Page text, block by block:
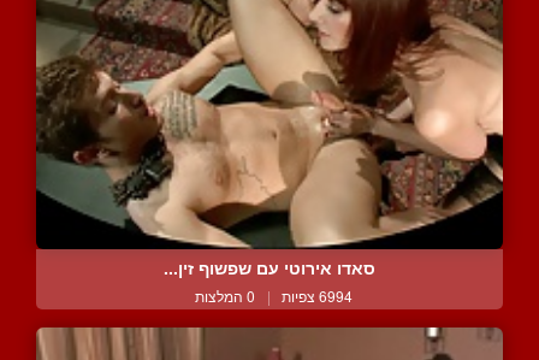
סאדו אירוטי עם שפשוף זין...
6994 צפיות | 0 המלצות